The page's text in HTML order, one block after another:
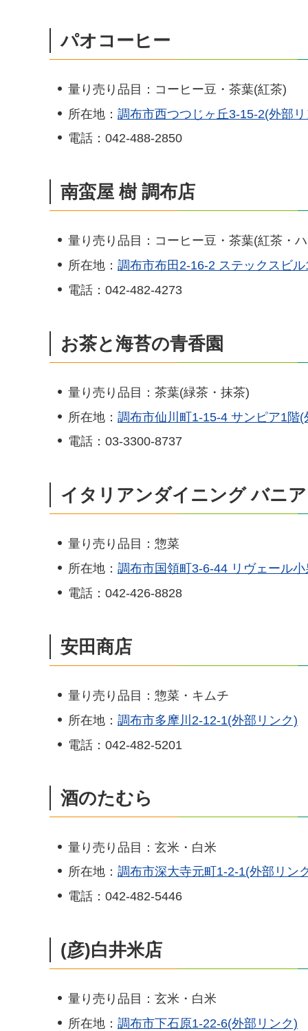
パオコーヒー
量り売り品目：コーヒー豆・茶葉(紅茶)
所在地： 調布市西つつじヶ丘3-15-2(外部
電話：042-488-2850
南蛮屋 樹 調布店
量り売り品目：コーヒー豆・茶葉(紅茶・
所在地： 調布市布田2-16-2 ステックスビ
電話：042-482-4273
お茶と海苔の青香園
量り売り品目：茶葉(緑茶・抹茶)
所在地： 調布市仙川町1-15-4 サンピア1階(
電話：03-3300-8737
イタリアンダイニング バニ
量り売り品目：惣菜
所在地： 調布市国領町3-6-44 リヴェール
電話：042-426-8828
安田商店
量り売り品目：惣菜・キムチ
所在地： 調布市多摩川2-12-1(外部リンク)
電話：042-482-5201
酒のたむら
量り売り品目：玄米・白米
所在地： 調布市深大寺元町1-2-1(外部リン
電話：042-482-5446
(彦)白井米店
量り売り品目：玄米・白米
所在地： 調布市下石原1-22-6(外部リンク)